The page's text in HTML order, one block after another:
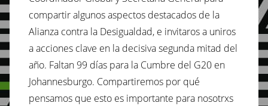
compartir algunos aspectos destacados de la
Alianza contra la Desigualdad, e invitaros a uniros
a acciones clave en la decisiva segunda mitad del
año. Faltan 99 días para la Cumbre del G20 en
Johannesburgo. Compartiremos por qué
pensamos que esto es importante para nosotrxs